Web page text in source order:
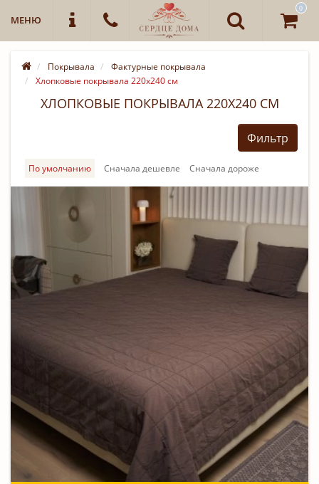
МЕНЮ
0
Покрывала
Фактурные покрывала
Хлопковые покрывала 220х240 см
ХЛОПКОВЫЕ ПОКРЫВАЛА 220Х240 СМ
Фильтр
По умолчанию Cначала дешевле Cначала дороже